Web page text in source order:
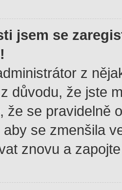
jsem se
z
důvodu, že jste
že se pravidelně
aby se zmenšila
znovu a